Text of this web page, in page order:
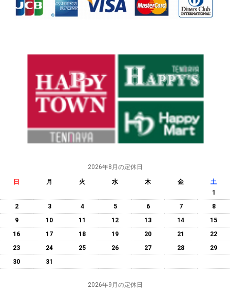
2026年8月の定休日
日 月 火 水 木 金
土
1
2
3 4 5 6 7
8
9
10 11 12 13 14
15
16
17 18 19 20 21
22
23
24 25 26 27 28
29
30
31
2026年9月の定休日